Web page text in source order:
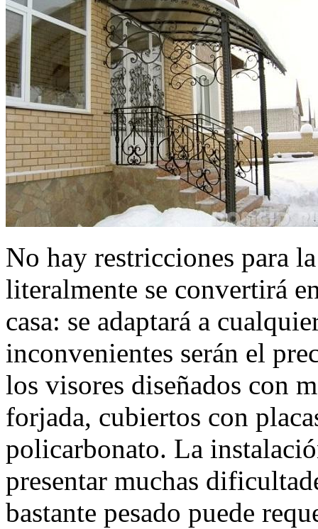
No hay restricciones para
literalmente se convertirá
casa: se adaptará a
inconvenientes serán el
los visores diseñados con
forjada, cubiertos con
policarbonato. La
presentar muchas
bastante pesado puede